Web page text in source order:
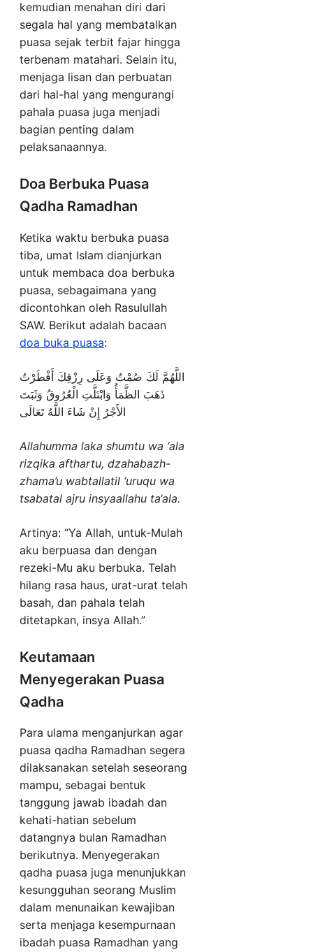
kemudian menahan diri dari
segala hal yang membatalkan
puasa sejak terbit fajar hingga
terbenam matahari. Selain itu,
menjaga lisan dan perbuatan
dari hal-hal yang mengurangi
pahala puasa juga menjadi
bagian penting dalam
pelaksanaannya.
Doa Berbuka Puasa
Qadha Ramadhan
Ketika waktu berbuka puasa
tiba, umat Islam dianjurkan
untuk membaca doa berbuka
puasa, sebagaimana yang
dicontohkan oleh Rasulullah
SAW. Berikut adalah bacaan
doa buka puasa:
اللَّهُمَّ لَكَ صُمْتُ وَعَلَى رِزْقِكَ أَفْطَرْتُ
ذَهَبَ الظَّمَأُ وَابْتَلَّتِ الْعُرُوقُ وَثَبَتَ
الأَجْرُ إِنْ شَاءَ اللَّهُ تَعَالَى
Allahumma laka shumtu wa ‘ala
rizqika afthartu, dzahabazh-
zhama’u wabtallatil ‘uruqu wa
tsabatal ajru insyaallahu ta‘ala.
Artinya: “Ya Allah, untuk-Mulah
aku berpuasa dan dengan
rezeki-Mu aku berbuka. Telah
hilang rasa haus, urat-urat telah
basah, dan pahala telah
ditetapkan, insya Allah.”
Keutamaan
Menyegerakan Puasa
Qadha
Para ulama menganjurkan agar
puasa qadha Ramadhan segera
dilaksanakan setelah seseorang
mampu, sebagai bentuk
tanggung jawab ibadah dan
kehati-hatian sebelum
datangnya bulan Ramadhan
berikutnya. Menyegerakan
qadha puasa juga menunjukkan
kesungguhan seorang Muslim
dalam menunaikan kewajiban
serta menjaga kesempurnaan
ibadah puasa Ramadhan yang